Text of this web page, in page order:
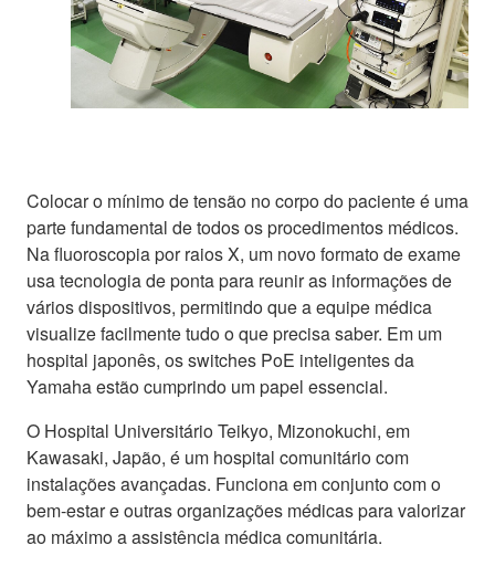
Colocar o mínimo de tensão no corpo do paciente é uma
parte fundamental de todos os procedimentos médicos.
Na fluoroscopia por raios X, um novo formato de exame
usa tecnologia de ponta para reunir as informações de
vários dispositivos, permitindo que a equipe médica
visualize facilmente tudo o que precisa saber. Em um
hospital japonês, os switches PoE inteligentes da
Yamaha estão cumprindo um papel essencial.
O Hospital Universitário Teikyo, Mizonokuchi, em
Kawasaki, Japão, é um hospital comunitário com
instalações avançadas. Funciona em conjunto com o
bem-estar e outras organizações médicas para valorizar
ao máximo a assistência médica comunitária.